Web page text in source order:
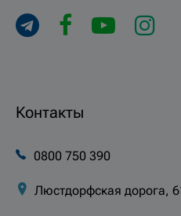
Контакты
0800 750 390
Люстдорфская дорога,